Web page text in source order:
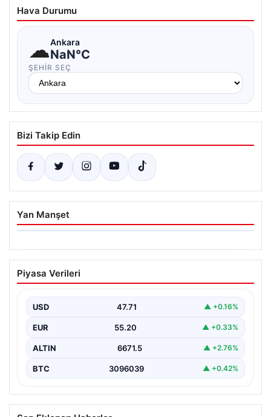
Hava Durumu
☁Ankara
NaN°C
ŞEHIR SEÇ
Bizi Takip Edin
Yan Manşet
14 Nisan 2026 Güncel Altın Fiyatları ve
Piyasa Verileri